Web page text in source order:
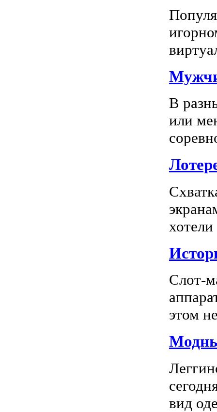
В
или
Слот-
этом
вид